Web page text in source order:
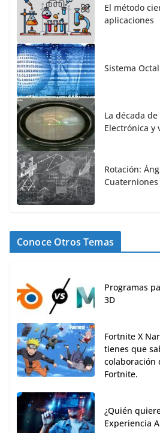
El método
aplicaciones
Sistema Octal
La década
Electrónica y
Rotación:
Cuaterniones
Conoce Otros Temas
Programas
3D
Fortnite X
tienes que
colaboración
Fortnite.
¿Quién
Experiencia